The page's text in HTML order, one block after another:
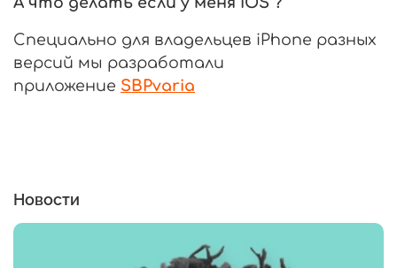
Специально для владельцев iPhone разных
версий мы разработали
приложение SBPvaria
Новости